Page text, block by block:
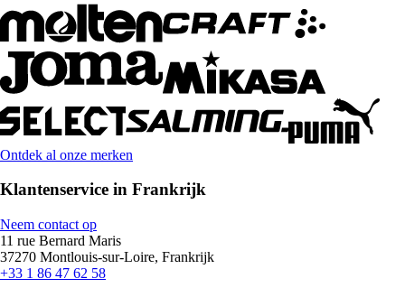
Ontdek al onze merken
Klantenservice in Frankrijk
Neem contact op
11 rue Bernard Maris
37270 Montlouis-sur-Loire, Frankrijk
+33 1 86 47 62 58